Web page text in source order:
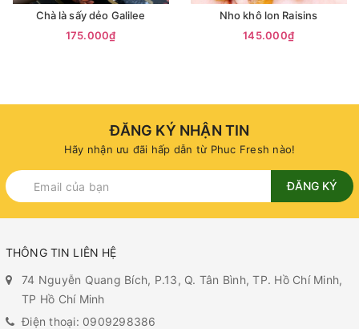
Chà là sấy dẻo Galilee
175.000₫
Nho khô lon Raisins
145.000₫
ĐĂNG KÝ NHẬN TIN
Hãy nhận ưu đãi hấp dẫn từ Phuc Fresh nào!
ĐĂNG KÝ
THÔNG TIN LIÊN HỆ
74 Nguyễn Quang Bích, P.13, Q. Tân Bình, TP. Hồ Chí Minh,
TP Hồ Chí Minh
Điện thoại: 0909298386